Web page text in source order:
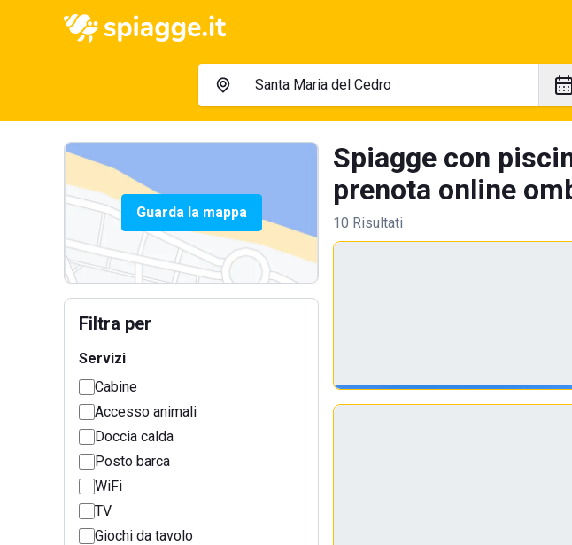
Guarda la mappa
Filtra per
Servizi
Cabine
Accesso animali
Doccia calda
Posto barca
WiFi
TV
Giochi da tavolo
Spiagge con
prenota online
10 Risultati